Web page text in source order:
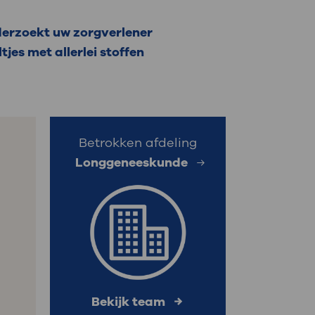
: naar uw dossier
uw zorgverlener
met allerlei stoffen
Betrokken afdeling
Longgeneeskunde
Bekijk team